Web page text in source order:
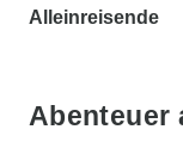
Alleinreisende
Abenteuer